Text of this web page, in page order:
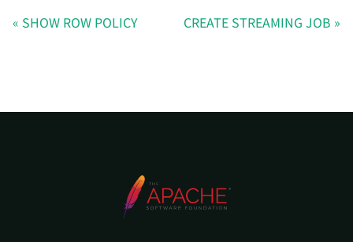
SHOW ROW POLICY CREATE STREAMING JOB